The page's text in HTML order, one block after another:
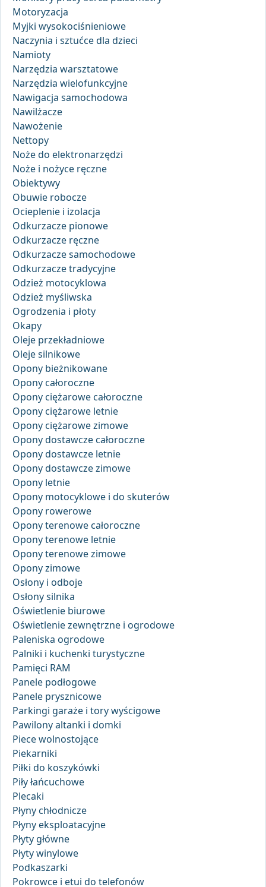
Motoryzacja
Myjki wysokociśnieniowe
Naczynia i sztućce dla dzieci
Namioty
Narzędzia warsztatowe
Narzędzia wielofunkcyjne
Nawigacja samochodowa
Nawilżacze
Nawożenie
Nettopy
Noże do elektronarzędzi
Noże i nożyce ręczne
Obiektywy
Obuwie robocze
Ocieplenie i izolacja
Odkurzacze pionowe
Odkurzacze ręczne
Odkurzacze samochodowe
Odkurzacze tradycyjne
Odzież motocyklowa
Odzież myśliwska
Ogrodzenia i płoty
Okapy
Oleje przekładniowe
Oleje silnikowe
Opony bieżnikowane
Opony całoroczne
Opony ciężarowe całoroczne
Opony ciężarowe letnie
Opony ciężarowe zimowe
Opony dostawcze całoroczne
Opony dostawcze letnie
Opony dostawcze zimowe
Opony letnie
Opony motocyklowe i do skuterów
Opony rowerowe
Opony terenowe całoroczne
Opony terenowe letnie
Opony terenowe zimowe
Opony zimowe
Osłony i odboje
Osłony silnika
Oświetlenie biurowe
Oświetlenie zewnętrzne i ogrodowe
Paleniska ogrodowe
Palniki i kuchenki turystyczne
Pamięci RAM
Panele podłogowe
Panele prysznicowe
Parkingi garaże i tory wyścigowe
Pawilony altanki i domki
Piece wolnostojące
Piekarniki
Piłki do koszykówki
Piły łańcuchowe
Plecaki
Płyny chłodnicze
Płyny eksploatacyjne
Płyty główne
Płyty winylowe
Podkaszarki
Pokrowce i etui do telefonów